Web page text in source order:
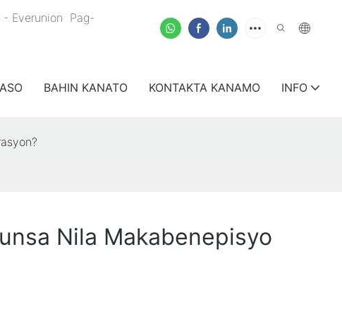
Everunion
Pag-
BAHIN KANATO KONTAKTA KANAMO INFO
Nila Makabenepisyo